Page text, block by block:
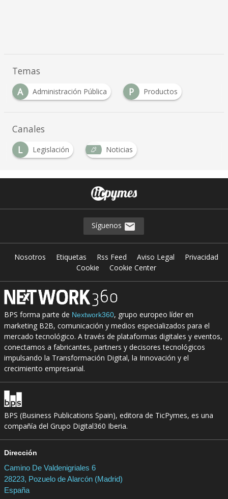
Temas
A
Administración Pública P Productos
Canales
L
Legislación Noticias
Síguenos
Nosotros Etiquetas Rss Feed Aviso Legal
Privacidad
Cookie
Cookie Center
BPS forma parte de Nextwork360, grupo europeo líder en
marketing B2B, comunicación y medios especializados para el
mercado tecnológico. A través de plataformas digitales y eventos,
conectamos a fabricantes, partners y decisores tecnológicos
impulsando la Transformación Digital, la Innovación y el
crecimiento empresarial.
BPS (Business Publications Spain), editora de TicPymes, es una
compañía del Grupo Digital360 Iberia.
Dirección
Camino De Valdenigriales 6
28223, Pozuelo de Alarcón (Madrid)
España